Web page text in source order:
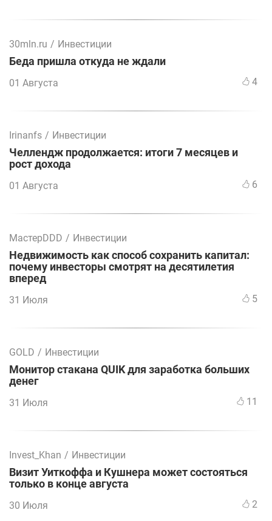
30mln.ru / Инвестиции
Беда пришла откуда не ждали
01 Августа 4
Irinanfs / Инвестиции
Челлендж продолжается: итоги 7 месяцев и
рост дохода
01 Августа 6
МастерDDD / Инвестиции
Недвижимость как способ сохранить капитал:
почему инвесторы смотрят на десятилетия
вперед
31 Июля 5
GOLD / Инвестиции
Монитор стакана QUIK для заработка больших
денег
31 Июля 11
Invest_Khan / Инвестиции
Визит Уиткоффа и Кушнера может состояться
только в конце августа
30 Июля 2